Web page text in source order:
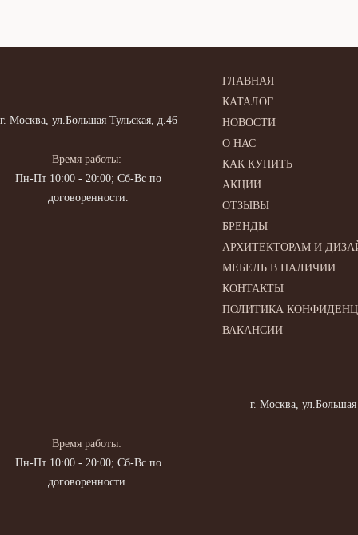
г. Москва, ул.Большая Тульская, д.46
Время работы:
Пн-Пт 10:00 - 20:00; Сб-Вс по
договоренности.
ГЛАВНАЯ
КАТАЛОГ
НОВОСТИ
О НАС
КАК КУПИТЬ
АКЦИИ
ОТЗЫВЫ
БРЕНДЫ
АРХИТЕКТОРАМ И
МЕБЕЛЬ В НАЛИЧИИ
КОНТАКТЫ
ПОЛИТИКА
ВАКАНСИИ
г. Москва, ул.Большая
Время работы:
Пн-Пт 10:00 - 20:00; Сб-Вс по
договоренности.